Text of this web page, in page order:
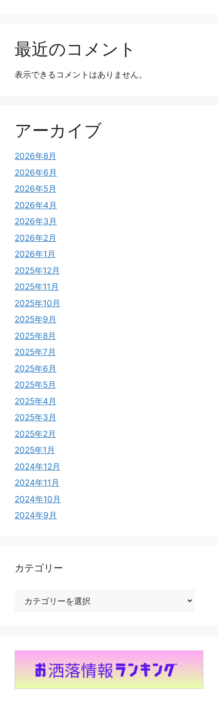
最近のコメント
表示できるコメントはありません。
アーカイブ
2026年8月
2026年6月
2026年5月
2026年4月
2026年3月
2026年2月
2026年1月
2025年12月
2025年11月
2025年10月
2025年9月
2025年8月
2025年7月
2025年6月
2025年5月
2025年4月
2025年3月
2025年2月
2025年1月
2024年12月
2024年11月
2024年10月
2024年9月
カテゴリー